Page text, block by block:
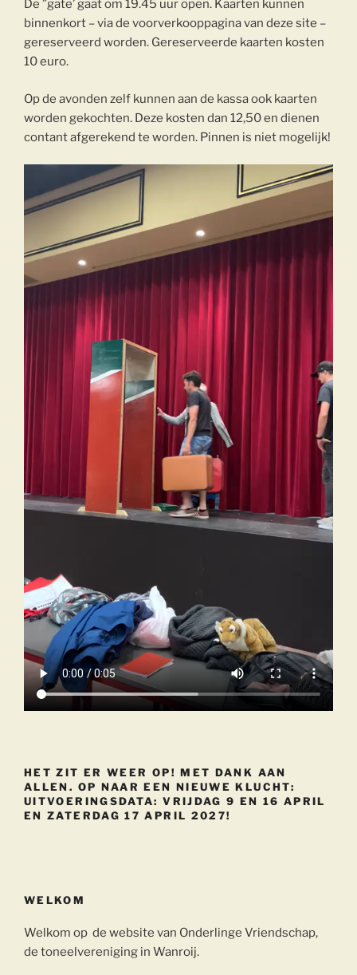
De ”gate’ gaat om 19.45 uur open. Kaarten kunnen
binnenkort – via de voorverkooppagina van deze site –
gereserveerd worden. Gereserveerde kaarten kosten
10 euro.
Op de avonden zelf kunnen aan de kassa ook kaarten
worden gekochten. Deze kosten dan 12,50 en dienen
contant afgerekend te worden. Pinnen is niet mogelijk!
HET ZIT ER WEER OP! MET DANK AAN
ALLEN. OP NAAR EEN NIEUWE KLUCHT:
UITVOERINGSDATA: VRIJDAG 9 EN 16 APRIL
EN ZATERDAG 17 APRIL 2027!
WELKOM
Welkom op de website van Onderlinge Vriendschap,
de toneelvereniging in Wanroij.